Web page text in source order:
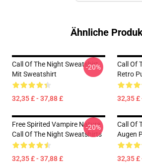
Ähnliche
Call Of The Night Sweatshirt
Mit Sweatshirt
32,35 £ - 37,88 £
-20%
Call Of
Retro
32,35 £
Free Spirited Vampire Nature
Call Of The Night Sweatshirts
32,35 £ - 37,88 £
-20%
Call Of
Augen
32,35 £